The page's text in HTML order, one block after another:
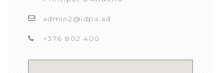
admin2@idpa.ad
+376 802 400